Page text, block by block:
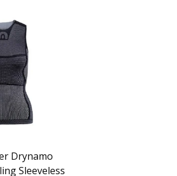
Drynamo
Sleeveless